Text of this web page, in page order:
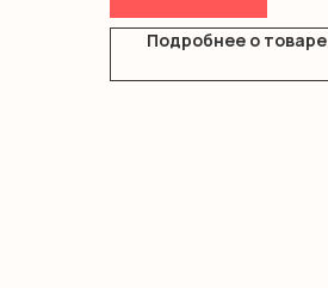
Подробнее о товаре